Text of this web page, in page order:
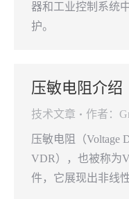
器和工业控制系统
护。
压敏电阻介绍
技术文章 作者：
压敏电阻（Voltage
VDR），也被称为
件，它展现出非线